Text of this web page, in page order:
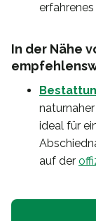
In der Nähe
ideal für
auf der